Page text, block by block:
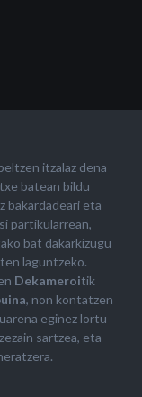
itzalaz dena
batean bildu
bakardadeari eta
partikularrean,
bat dakarkizugu
laguntzeko.
Dekameroitik
, non kontatzen
eginez lortu
sartzea, eta